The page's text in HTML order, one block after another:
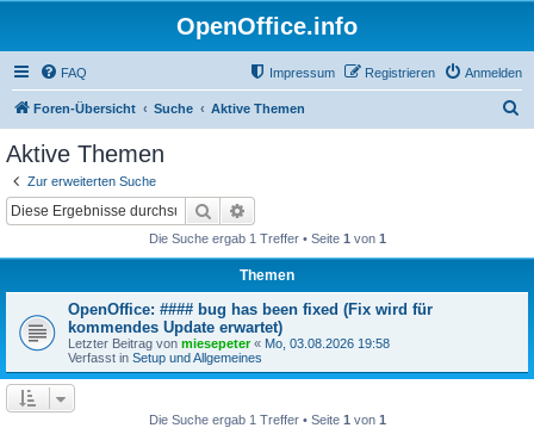
OpenOffice.info
FAQ Anmelden
Registrieren
Impressum
Foren-Übersicht Suche Aktive Themen
Aktive Themen
Zur erweiterten Suche
Suche
Die Suche ergab 1 Treffer • Seite 1 von 1
Themen
OpenOffice: #### bug has been fixed (Fix wird für
kommendes Update erwartet)
Letzter Beitrag von miesepeter« Mo, 03.08.2026 19:58
Verfasst in Setup und Allgemeines
Die Suche ergab 1 Treffer • Seite 1 von 1